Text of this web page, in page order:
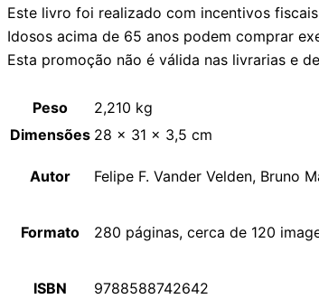
Este livro foi realizado com incentivos
Idosos acima de 65 anos podem comprar
Esta promoção não é válida nas livrarias e
Peso
2,210 kg
Dimensões 28 × 31 × 3,5 cm
Autor Felipe F. Vander Velden, Bruno
Formato 280 páginas, cerca de 120
ISBN 9788588742642